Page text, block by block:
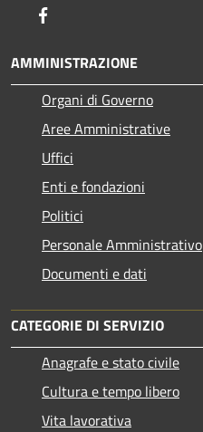
AMMINISTRAZIONE
Organi di Governo
Aree Amministrative
Uffici
Enti e fondazioni
Politici
Personale Amministrativo
Documenti e dati
CATEGORIE DI SERVIZIO
Anagrafe e stato civile
Cultura e tempo libero
Vita lavorativa